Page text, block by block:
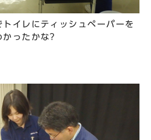
イレにティッシュペーパーを
ったかな?